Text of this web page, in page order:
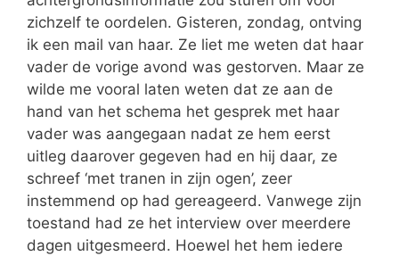
zichzelf te oordelen. Gisteren, zondag, ontving
ik een mail van haar. Ze liet me weten dat haar
vader de vorige avond was gestorven. Maar ze
wilde me vooral laten weten dat ze aan de
hand van het schema het gesprek met haar
vader was aangegaan nadat ze hem eerst
uitleg daarover gegeven had en hij daar, ze
schreef ‘met tranen in zijn ogen’, zeer
instemmend op had gereageerd. Vanwege zijn
toestand had ze het interview over meerdere
dagen uitgesmeerd. Hoewel het hem iedere